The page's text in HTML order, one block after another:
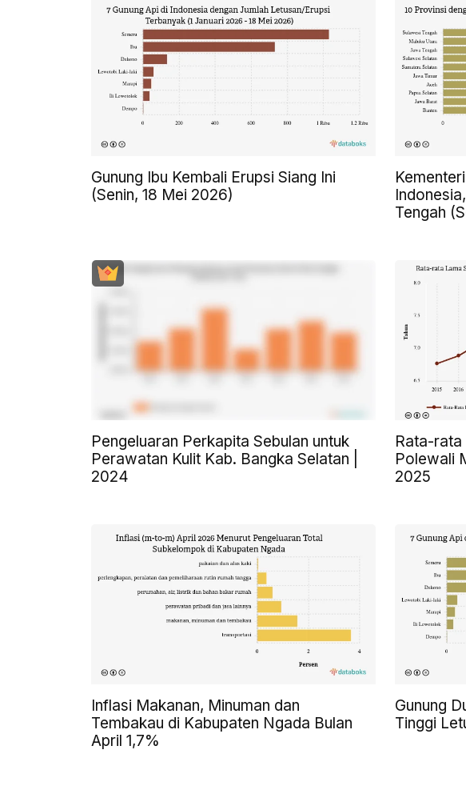
Gunung Ibu Kembali Erupsi Siang Ini
(Senin, 18 Mei 2026)
Tengah
Pengeluaran Perkapita Sebulan untuk
Perawatan Kulit Kab. Bangka Selatan |
2024
Rata-rata
Polewali
2025
Inflasi Makanan, Minuman dan
Tembakau di Kabupaten Ngada Bulan
April 1,7%
Gunung
Tinggi